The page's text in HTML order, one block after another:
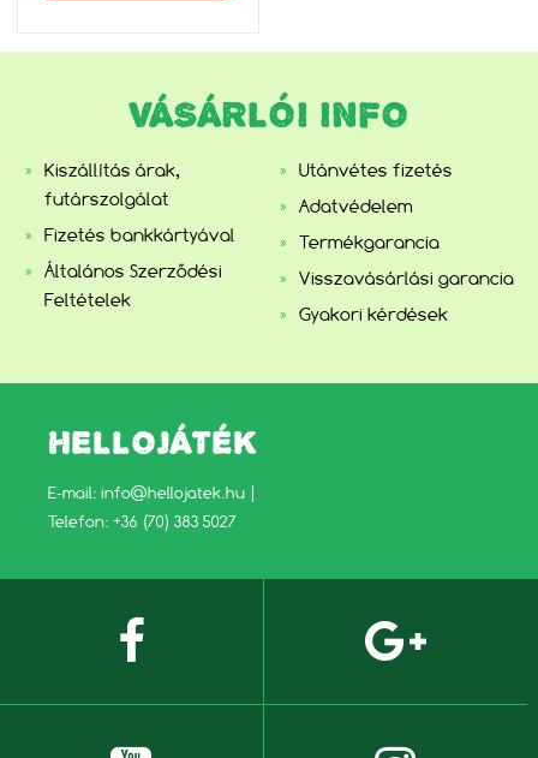
VÁSÁRLÓI INFO
Kiszállítás árak,
futárszolgálat
Fizetés bankkártyával
Általános Szerződési
Feltételek
Utánvétes fizetés
Adatvédelem
Termékgarancia
Visszavásárlási garancia
Gyakori kérdések
HELLOJÁTÉK
E-mail: info@hellojatek.hu
Telefon: +36 (70) 383 5027